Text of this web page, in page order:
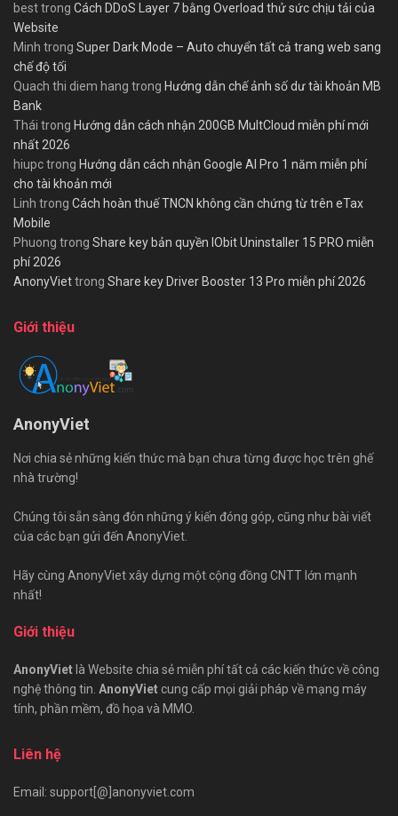
besttrong Cách DDoS Layer 7 bằng Overload thử sức chịu tải của
Website
Minh trong Super Dark Mode – Auto chuyển tất cả trang web sang
chế độ tối
Quach thi diem hang trong Hướng dẫn chế ảnh số dư tài khoản MB
Bank
Thái trong Hướng dẫn cách nhận 200GB MultCloud miễn phí mới
nhất 2026
hiupctrong Hướng dẫn cách nhận Google AI Pro 1 năm miễn phí
cho tài khoản mới
Linh trong Cách hoàn thuế TNCN không cần chứng từ trên eTax
Mobile
Phuong trong Share key bản quyền IObit Uninstaller 15 PRO miễn
phí 2026
AnonyViettrong Share key Driver Booster 13 Pro miễn phí 2026
Giới thiệu
AnonyViet
Nơi chia sẻ những kiến thức mà bạn chưa từng được học trên ghế
nhà trường!
Chúng tôi sẵn sàng đón những ý kiến đóng góp, cũng như bài viết
của các bạn gửi đến AnonyViet.
Hãy cùng AnonyViet xây dựng một cộng đồng CNTT lớn mạnh
nhất!
Giới thiệu
AnonyViet là Website chia sẻ miễn phí tất cả các kiến thức về công
nghệ thông tin. AnonyViet cung cấp mọi giải pháp về mạng máy
tính, phần mềm, đồ họa và MMO.
Liên hệ
Email: support[@]anonyviet.com